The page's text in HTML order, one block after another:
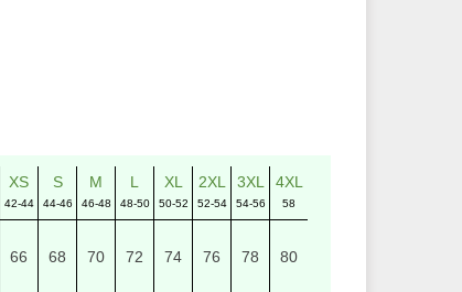
XS
42-44
S
44-46
M
46-48
L
48-50
XL
50-52
2XL
52-54
3XL
54-56
4XL
58
66 68 70 72 74 76 78 80